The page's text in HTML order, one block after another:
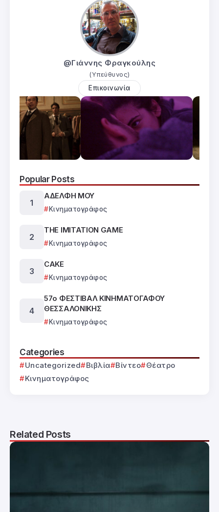
@Γιάννης Φραγκούλης
(Υπεύθυνος)
Επικοινωνία
Popular Posts
ΑΔΕΛΦΗ ΜΟΥ
Κινηματογράφος
THE IMITATION GAME
Κινηματογράφος
CAKE
Κινηματογράφος
57ο ΦΕΣΤΙΒΑΛ ΚΙΝΗΜΑΤΟΓΑΦΟΥ
ΘΕΣΣΑΛΟΝΙΚΗΣ
Κινηματογράφος
Categories
Uncategorized Βιβλία Βίντεο
Θέατρο
Κινηματογράφος
Related Posts